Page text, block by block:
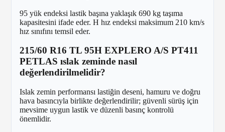
95 yük endeksi lastik başına yaklaşık 690 kg taşıma
kapasitesini ifade eder. H hız endeksi maksimum 210 km/s
hız sınıfını temsil eder.
215/60 R16 TL 95H EXPLERO A/S PT411
PETLAS ıslak zeminde nasıl
değerlendirilmelidir?
Islak zemin performansı lastiğin deseni, hamuru ve doğru
hava basıncıyla birlikte değerlendirilir; güvenli sürüş için
mevsime uygun lastik ve düzenli basınç kontrolü
önemlidir.